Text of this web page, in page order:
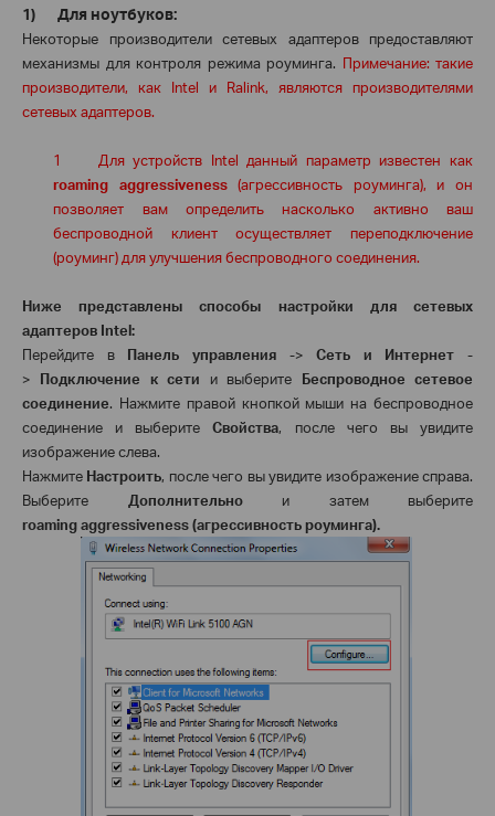
1)
Для ноутбуков:
Некоторые производители сетевых адаптеров предоставляют
механизмы для контроля режима роуминга. Примечание: такие
производители, как Intel и Ralink, являются производителями
сетевых адаптеров.
1 Для устройств Intel данный параметр известен как
roaming aggressiveness(агрессивность роуминга), и он
позволяет вам определить насколько активно ваш
беспроводной клиент осуществляет переподключение
(роуминг) для улучшения беспроводного соединения.
Ниже представлены способы настройки для сетевых
адаптеров Intel:
Перейдите в Панель управления -> Сеть и Интернет
-
> Подключение к сети и выберите Беспроводное сетевое
соединение. Нажмите правой кнопкой мыши на беспроводное
соединение и выберитеСвойства, после чего вы увидите
изображение слева.
Нажмите Настроить, после чего вы увидите изображение справа.
Выберите Дополнительнои затем выберите
roamingaggressiveness(агрессивность роуминга).